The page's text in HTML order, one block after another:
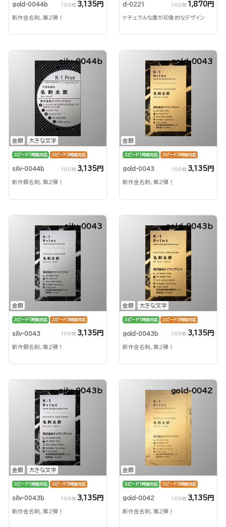
gold-0044b 100枚 3,135円
新作金名刺、第2弾！
d-0221 100枚 1,870円
ナチュラルな葉が印象的なデザイン
金銀 大きな文字
silv-0044b
スピード1時間対応 スピード3時間対応
silv-0044b 100枚 3,135円
新作銀名刺、第2弾！
金銀
gold-0043
スピード1時間対応 スピード3時間対応
gold-0043 100枚 3,135円
新作金名刺、第2弾！
金銀
silv-0043
スピード1時間対応 スピード3時間対応
silv-0043 100枚 3,135円
新作銀名刺、第2弾！
金銀 大きな文字
gold-0043b
スピード1時間対応 スピード3時間対応
gold-0043b 100枚 3,135円
新作金名刺、第2弾！
金銀 大きな文字
silv-0043b
スピード1時間対応 スピード3時間対応
silv-0043b 100枚 3,135円
新作金名刺、第2弾！
金銀
gold-0042
スピード1時間対応 スピード3時間対応
gold-0042 100枚 3,135円
新作金名刺、第2弾！